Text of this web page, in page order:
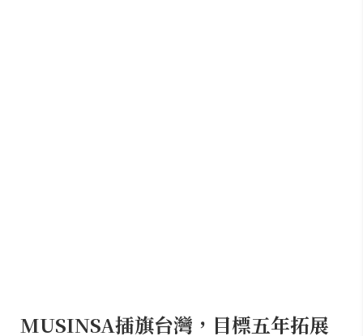
MUSINSA插旗台灣，目標五年拓展